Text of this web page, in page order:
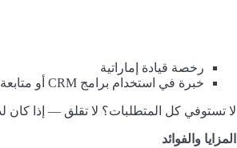
رخصة قيادة إماراتية
خبرة في استخدام برامج CRM أو متابعة العملاء
لا تستوفي كل المتطلبات؟ لا تقلق — إذا
المزايا والفوائد